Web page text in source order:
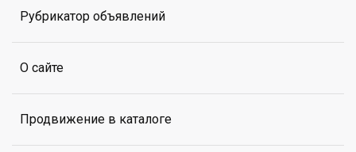
Рубрикатор объявлений
О сайте
Продвижение в каталоге